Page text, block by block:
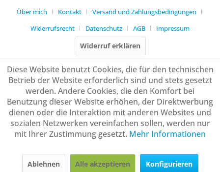
Über mich
Kontakt
Versand und Zahlungsbedingungen
Widerrufsrecht
Datenschutz AGB Impressum
Widerruf erklären
Diese Website benutzt Cookies, die für den technischen
Betrieb der Website erforderlich sind und stets gesetzt
werden. Andere Cookies, die den Komfort bei
Benutzung dieser Website erhöhen, der Direktwerbung
dienen oder die Interaktion mit anderen Websites und
sozialen Netzwerken vereinfachen sollen, werden nur
mit Ihrer Zustimmung gesetzt. Mehr Informationen
Ablehnen Alle akzeptieren Konfigurieren